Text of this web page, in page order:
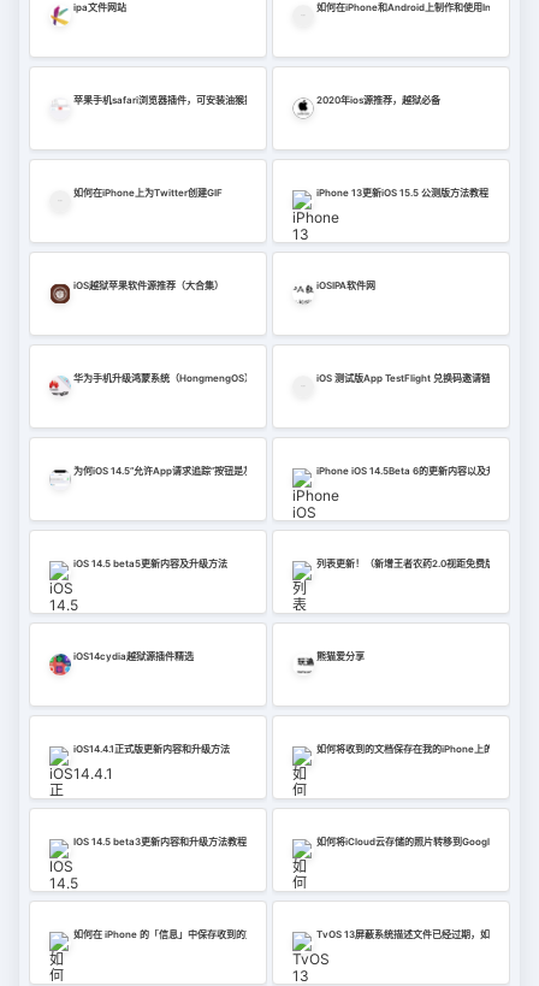
ipa文件网站 如何在iPhone和Android上制作和使用Instagram
苹果手机safari浏览器插件，可安装油猴插件，免费看电影2020年ios源推荐，越狱必备
如何在iPhone上为Twitter创建GIF iPhone 13更新iOS 15.5 公测版方法教程
iOS越狱苹果软件源推荐（大合集） iOSIPA软件网
华为手机升级鸿蒙系统（HongmengOS）教程 iOS 测试版App TestFlight 兑换码邀请链接分享
为何iOS 14.5“允许App请求追踪”按钮是灰色？苹果官方解释iPhone iOS 14.5Beta 6的更新内容以及升级教程
iOS 14.5 beta5更新内容及升级方法 列表更新！（新增王者农药2.0视距免费版）iOS越
iOS14cydia越狱源插件精选 熊猫爱分享
iOS14.4.1正式版更新内容和升级方法 如何将收到的文档保存在我的iPhone上的“信息”中？
IOS 14.5 beta3更新内容和升级方法教程 如何将iCloud云存储的照片转移到Google Photos？
如何在 iPhone 的「信息」中保存收到的文件？ TvOS 13屏蔽系统描述文件已经过期，如何屏蔽系